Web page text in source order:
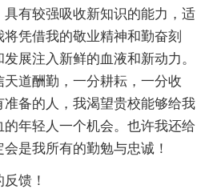
有较强吸收新知识的能力，适
凭借我的敬业精神和勤奋刻
展注入新鲜的血液和新动力。
道酬勤，一分耕耘，一分收
备的人，我渴望贵校能够给我
年轻人一个机会。也许我还给
是我所有的勤勉与忠诚！
馈！